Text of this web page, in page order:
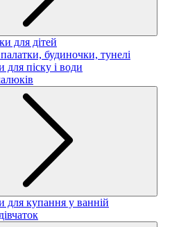
для дітей
будиночки, тунелі
для піску і води
для купання у ванній